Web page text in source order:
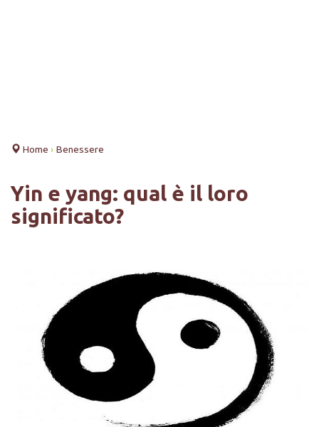
Home › Benessere
Yin e yang: qual è il loro
significato?